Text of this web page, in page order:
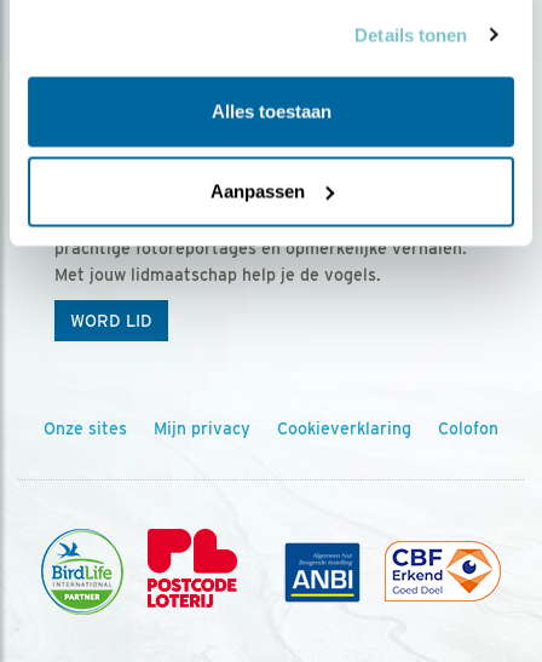
Details tonen
Alles toestaan
Aanpassen
Ontvang 5 x Vogels voor € 36,00 per jaar
Vogels is het tijdschrift voor onze leden, met
prachtige fotoreportages en opmerkelijke verhalen.
Met jouw lidmaatschap help je de vogels.
WORD LID
Onze sites Mijn privacy Cookieverklaring Colofon